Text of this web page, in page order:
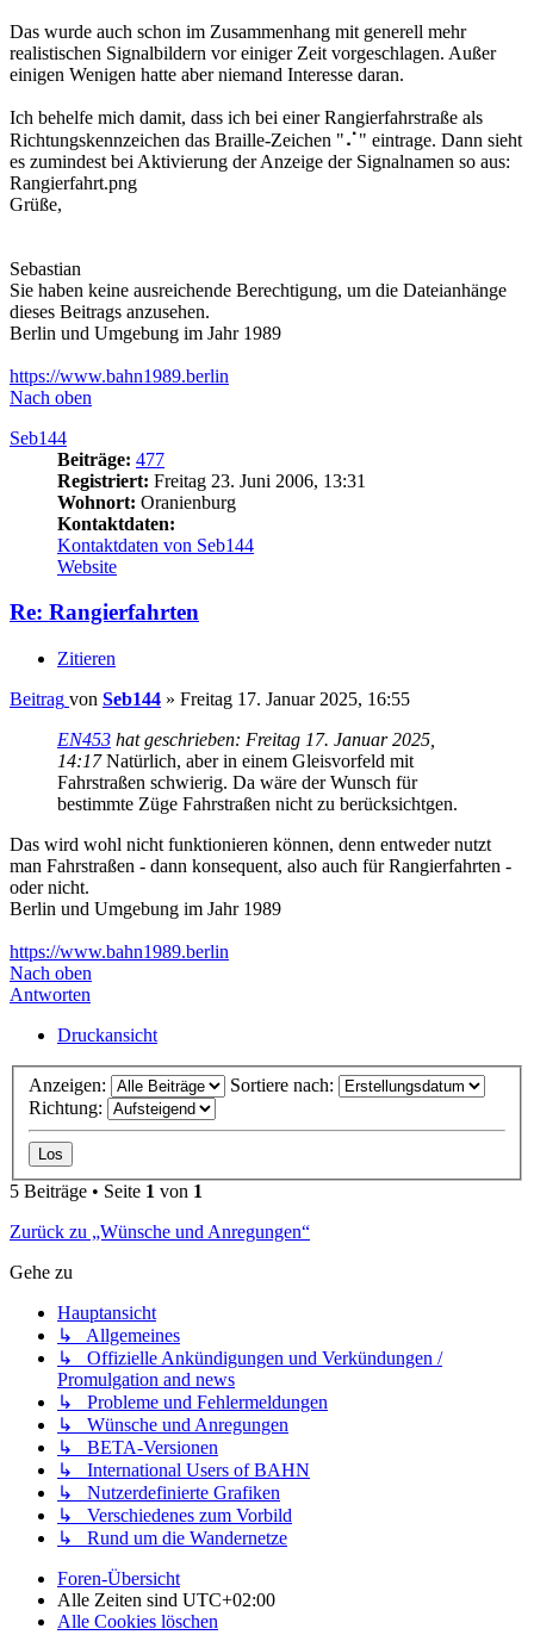
Das wurde auch schon im Zusammenhang mit generell mehr
realistischen Signalbildern vor einiger Zeit vorgeschlagen. Außer
einigen Wenigen hatte aber niemand Interesse daran.
Ich behelfe mich damit, dass ich bei einer Rangierfahrstraße als
Richtungskennzeichen das Braille-Zeichen "⠌" eintrage. Dann sieht
es zumindest bei Aktivierung der Anzeige der Signalnamen so aus:
Rangierfahrt.png
Grüße,
Sebastian
Sie haben keine ausreichende Berechtigung, um die Dateianhänge
dieses Beitrags anzusehen.
Berlin und Umgebung im Jahr 1989
https://www.bahn1989.berlin
Nach oben
Seb144
Beiträge: 477
Registriert: Freitag 23. Juni 2006, 13:31
Wohnort: Oranienburg
Kontaktdaten:
Kontaktdaten von Seb144
Website
Re: Rangierfahrten
Zitieren
Beitrag von Seb144 » Freitag 17. Januar 2025, 16:55
EN453 hat geschrieben: Freitag 17. Januar 2025,
14:17Natürlich, aber in einem Gleisvorfeld mit
Fahrstraßen schwierig. Da wäre der Wunsch für
bestimmte Züge Fahrstraßen nicht zu berücksichtgen.
Das wird wohl nicht funktionieren können, denn entweder nutzt
man Fahrstraßen - dann konsequent, also auch für Rangierfahrten -
oder nicht.
Berlin und Umgebung im Jahr 1989
https://www.bahn1989.berlin
Nach oben
Antworten
Druckansicht
Anzeigen:
Sortiere nach:
Richtung:
5 Beiträge • Seite 1 von 1
Zurück zu „Wünsche und Anregungen“
Gehe zu
Hauptansicht
↳ Allgemeines
↳ Offizielle Ankündigungen und Verkündungen /
Promulgation and news
↳ Probleme und Fehlermeldungen
↳ Wünsche und Anregungen
↳ BETA-Versionen
↳ International Users of BAHN
↳ Nutzerdefinierte Grafiken
↳ Verschiedenes zum Vorbild
↳ Rund um die Wandernetze
Foren-Übersicht
Alle Zeiten sind UTC+02:00
Alle Cookies löschen